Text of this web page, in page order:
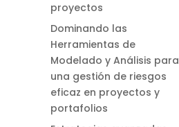
proyectos
Dominando las
Herramientas de
Modelado y Análisis para
una gestión de riesgos
eficaz en proyectos y
portafolios